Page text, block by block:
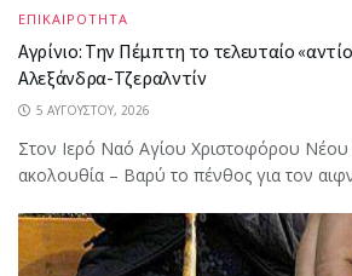
ΕΠΙΚΑΙΡΟΤΗΤΑ
Αγρίνιο: Την Πέμπτη το τελευταίο
Αλεξάνδρα-Τζεραλντίν
5 ΑΥΓΟΎΣΤΟΥ, 2026
Στον Ιερό Ναό Αγίου Χριστοφόρου Νέου
ακολουθία – Βαρύ το πένθος για τον